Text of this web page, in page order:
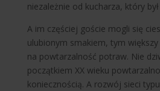
niezależnie od kucharza, który
A im częściej goście mogli się
ulubionym smakiem, tym większy
na powtarzalność potraw. Nie
początkiem XX wieku
koniecznością. A rozwój sieci